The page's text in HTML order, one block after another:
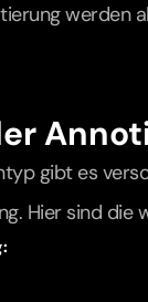
werden
gibt es
Hier sind die